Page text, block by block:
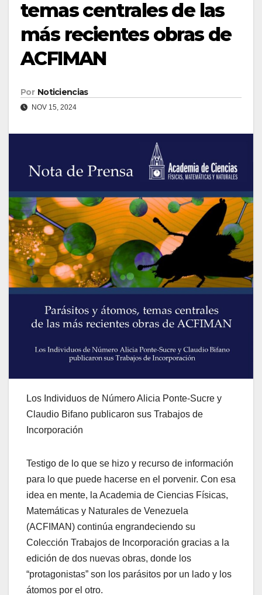
temas centrales de las
más recientes obras de
ACFIMAN
Por Noticiencias
NOV 15, 2024
Los Individuos de Número Alicia Ponte-Sucre y
Claudio Bifano publicaron sus Trabajos de
Incorporación
Testigo de lo que se hizo y recurso de información
para lo que puede hacerse en el porvenir. Con esa
idea en mente, la Academia de Ciencias Físicas,
Matemáticas y Naturales de Venezuela
(ACFIMAN) continúa engrandeciendo su
Colección Trabajos de Incorporación gracias a la
edición de dos nuevas obras, donde los
“protagonistas” son los parásitos por un lado y los
átomos por el otro.